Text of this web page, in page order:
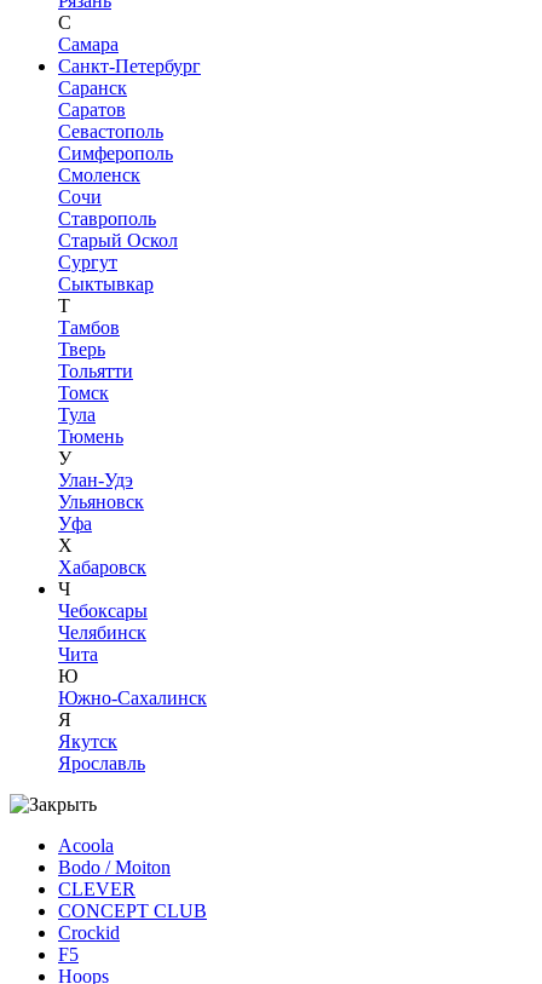
С
Самара
Санкт-Петербург
Саранск
Саратов
Севастополь
Симферополь
Смоленск
Сочи
Ставрополь
Старый Оскол
Сургут
Сыктывкар
Т
Тамбов
Тверь
Тольятти
Томск
Тула
Тюмень
У
Улан-Удэ
Ульяновск
Уфа
Х
Хабаровск
Ч
Чебоксары
Челябинск
Чита
Ю
Южно-Сахалинск
Я
Якутск
Ярославль
Acoola
Bodo / Moiton
CLEVER
CONCEPT CLUB
Crockid
F5
Hoops